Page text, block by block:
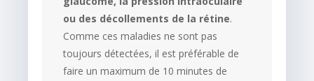
ou des décollements de la rétine.
Comme ces maladies ne sont pas
toujours détectées, il est préférable de
faire un maximum de 10 minutes de